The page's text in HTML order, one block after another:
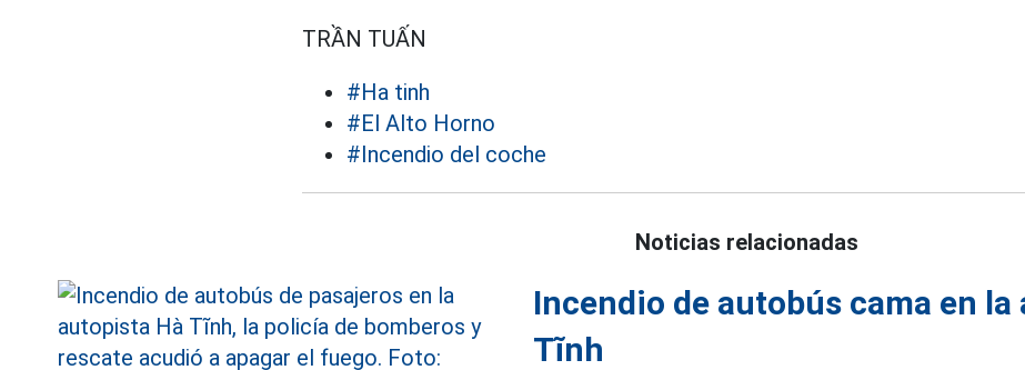
TRẦN TUẤN
#Ha tinh
#El Alto Horno
#Incendio del coche
Noticias relacionadas
Incendio de autobús cama en
Tĩnh